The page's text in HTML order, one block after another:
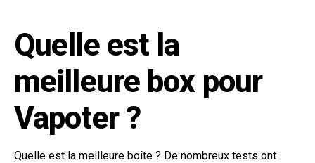
Quelle est la
meilleure box pour
Vapoter ?
Quelle est la meilleure boîte ? De nombreux tests ont